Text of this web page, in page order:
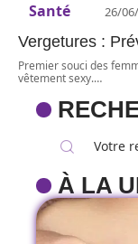
Santé 26/
Vergetures :
Premier souci des
vêtement sexy.…
À LA